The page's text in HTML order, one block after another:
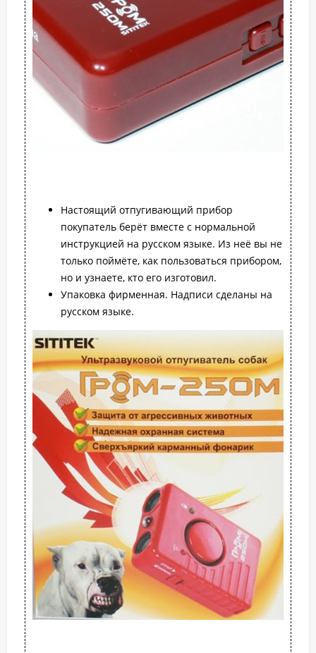
Настоящий отпугивающий прибор
покупатель берёт вместе с нормальной
инструкцией на русском языке. Из неё вы не
только поймёте, как пользоваться прибором,
но и узнаете, кто его изготовил.
Упаковка фирменная. Надписи сделаны на
русском языке.